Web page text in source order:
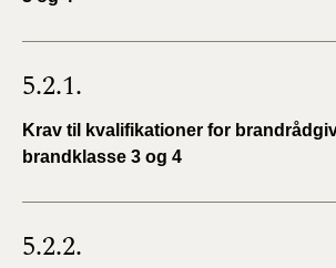
5.2.1.
Krav til kvalifikationer for
brandklasse 3 og 4
5.2.2.